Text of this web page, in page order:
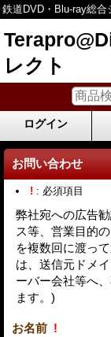
鉄道DVD・Blu-ray総合
レクト
ログイン
お問い合わせ
! : 必須項目
弊社宛への広告
ス等、営業目的
を複数回に渡っ
は、送信元ドメ
ーバー会社等へ
ます。)
お名前 !